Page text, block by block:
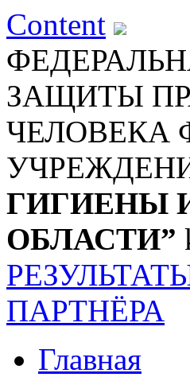
Content
ЗАЩИТЫ
ЧЕЛОВЕКА
ГИГИЕНЫ
ОБЛАСТИ”
ПАРТНЁРА
Главная